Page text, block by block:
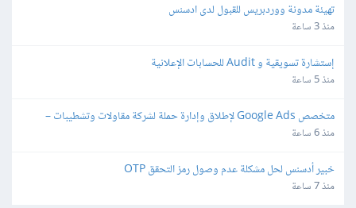
تهيئة مدونة ووردبريس للقبول لدى ادسنس
منذ 3 ساعة
إستشارة تسويقية و Audit للحسابات الإعلانية
منذ 5 ساعة
Lead Generation
منذ 6 ساعة
خبير أدسنس لحل مشكلة عدم وصول رمز التحقق OTP
منذ 7 ساعة